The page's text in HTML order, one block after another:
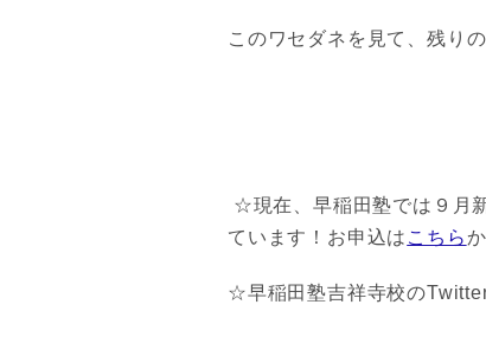
このワセダネを見て、残り
☆現在、早稲田塾では９月
ています！お申込は こちら
☆早稲田塾吉祥寺校の